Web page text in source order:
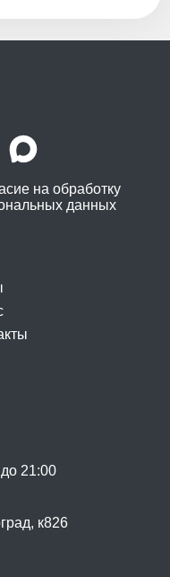
на обработку
данных
21:00
к826